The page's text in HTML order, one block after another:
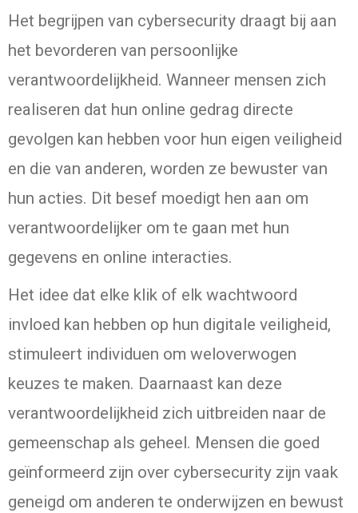
Het begrijpen van cybersecurity draagt bij aan
het bevorderen van persoonlijke
verantwoordelijkheid. Wanneer mensen zich
realiseren dat hun online gedrag directe
gevolgen kan hebben voor hun eigen veiligheid
en die van anderen, worden ze bewuster van
hun acties. Dit besef moedigt hen aan om
verantwoordelijker om te gaan met hun
gegevens en online interacties.
Het idee dat elke klik of elk wachtwoord
invloed kan hebben op hun digitale veiligheid,
stimuleert individuen om weloverwogen
keuzes te maken. Daarnaast kan deze
verantwoordelijkheid zich uitbreiden naar de
gemeenschap als geheel. Mensen die goed
geïnformeerd zijn over cybersecurity zijn vaak
geneigd om anderen te onderwijzen en bewust